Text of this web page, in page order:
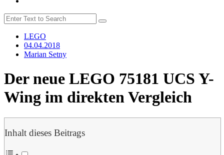
LEGO
04.04.2018
Marian Setny
Der neue LEGO 75181 UCS Y-
Wing im direkten Vergleich
Inhalt dieses Beitrags